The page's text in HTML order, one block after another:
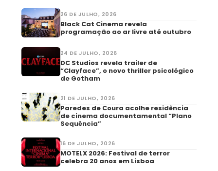
26 DE JULHO, 2026
Black Cat Cinema revela
programação ao ar livre até outubro
24 DE JULHO, 2026
DC Studios revela trailer de
“Clayface”, o novo thriller psicológico
de Gotham
21 DE JULHO, 2026
Paredes de Coura acolhe residência
de cinema documentamental “Plano
Sequência”
16 DE JULHO, 2026
MOTELX 2026: Festival de terror
celebra 20 anos em Lisboa